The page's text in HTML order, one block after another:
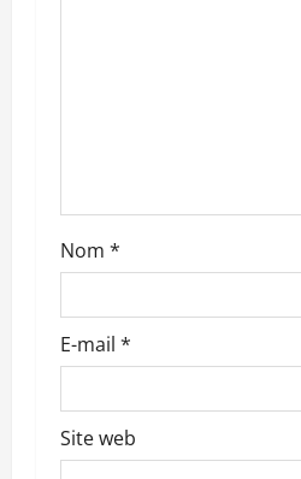
i
c
l
e
Nom *
E-mail *
Site web